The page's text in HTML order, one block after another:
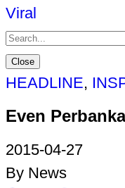
Viral
Close
HEADLINE,
Even
2015-04-27
By News